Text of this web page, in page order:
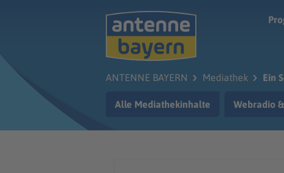
ANTENNE BAYERN Mediathek Ein
Alle Mediathekinhalte Webradio